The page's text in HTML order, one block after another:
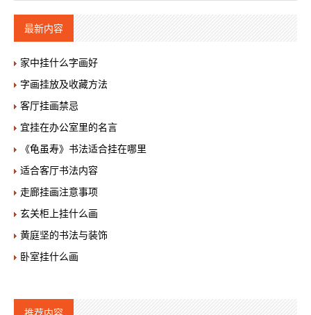
最新内容
家中挂什么字画好
字画挂放及收藏方法
客厅挂画禁忌
宜挂在办公室里的名言
《龟虽寿》书法适合挂在哪里
适合客厅书法内容
走廊挂画注意事项
玄关柜上挂什么画
黄庭坚的书法与装饰
卧室挂什么画